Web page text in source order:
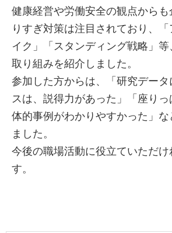
健康経営や労働安全の観点から
りすぎ対策は注目されており、
イク」「スタンディング戦略」
取り組みを紹介しました。
参加した方からは、「研究デー
スは、説得力があった」「座り
体的事例がわかりやすかった」
ました。
今後の職場活動に役立ていただけ
す。